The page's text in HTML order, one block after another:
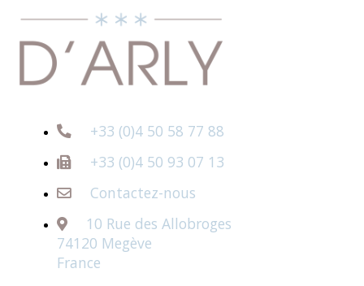
+33 (0)4 50 58 77 88
+33 (0)4 50 93 07 13
Contactez-nous
10 Rue des Allobroges
74120 Megève
France